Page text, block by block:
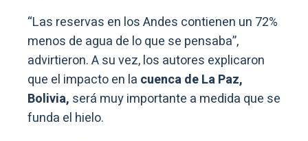
“Las reservas en los Andes contienen un 72%
menos de agua de lo que se pensaba”,
advirtieron. A su vez, los autores explicaron
que el impacto en la cuenca de La Paz,
Bolivia, será muy importante a medida que se
funda el hielo.